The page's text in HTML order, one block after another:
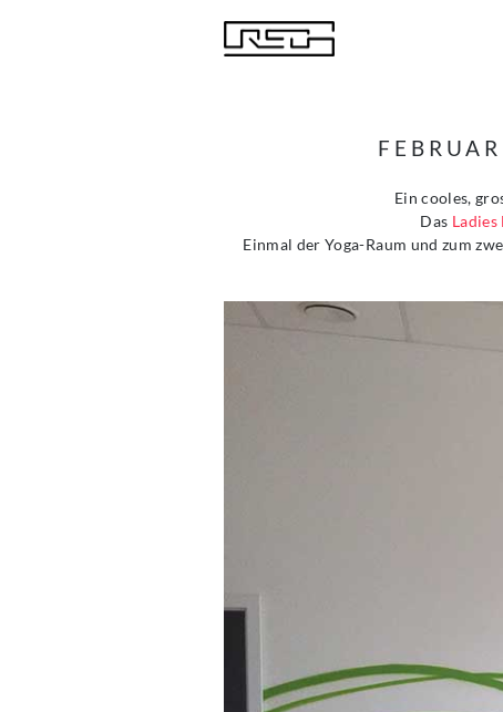
Ein cooles,
Das Ladies
Einmal der Yoga-Raum und zum